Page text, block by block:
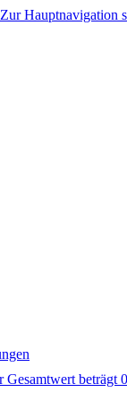
Zur Hauptnavigation
beträgt